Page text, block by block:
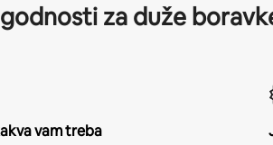
za duže
vam treba